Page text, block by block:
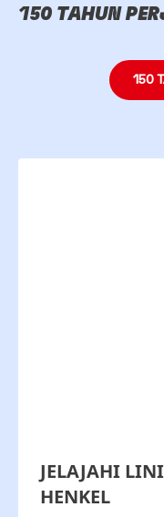
150 TAHUN
150
JELAJAHI
HENKEL